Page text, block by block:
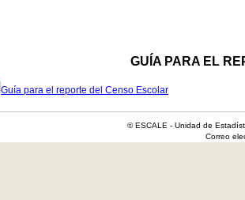
GUÍA PARA EL
Guía para el reporte del Censo Escolar
© ESCALE - Unidad de
Correo